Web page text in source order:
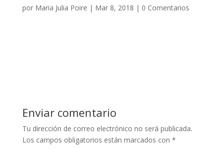
por Maria Julia Poire | Mar 8, 2018 | 0 Comentarios
Enviar comentario
Tu dirección de correo electrónico no será publicada.
Los campos obligatorios están marcados con *